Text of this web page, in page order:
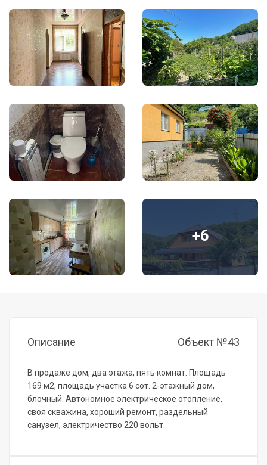
+6
Описание Объект №43
В продаже дом, два этажа, пять комнат. Площадь
169 м2, площадь участка 6 сот. 2-этажный дом,
блочный. Автономное электрическое отопление,
своя скважина, хороший ремонт, раздельный
санузел, электричество 220 вольт.